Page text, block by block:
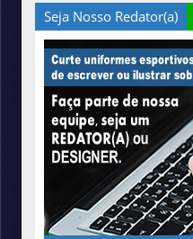
Seja Nosso Redator(a)